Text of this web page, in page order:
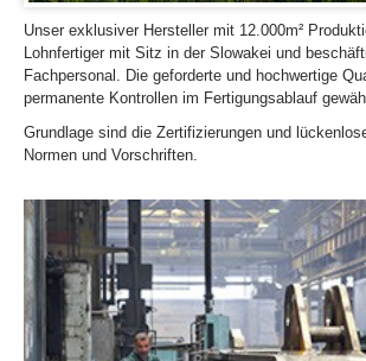
Unser exklusiver Hersteller mit 12.000m²
Lohnfertiger mit Sitz in der Slowakei und
Fachpersonal. Die geforderte und hochwertige
permanente Kontrollen im Fertigungsablauf
Grundlage sind die Zertifizierungen und
Normen und Vorschriften.